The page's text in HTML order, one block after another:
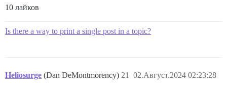
10 лайков
Is there a way to print a single post in a topic?
Heliosurge (Dan DeMontmorency) 02.Август.2024 02:23:28
21